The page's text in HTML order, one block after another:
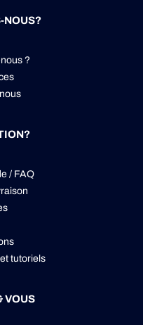
NOUS?
?
/ FAQ
tutoriels
VOUS